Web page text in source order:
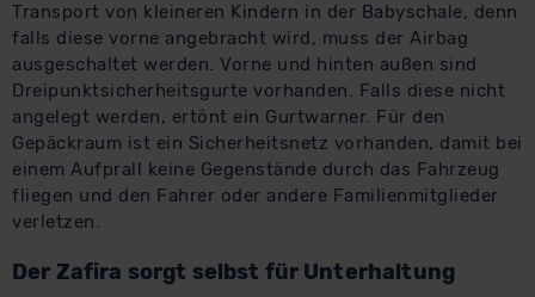
Transport von kleineren Kindern in der Babyschale, denn
falls diese vorne angebracht wird, muss der Airbag
ausgeschaltet werden. Vorne und hinten außen sind
Dreipunktsicherheitsgurte vorhanden. Falls diese nicht
angelegt werden, ertönt ein Gurtwarner. Für den
Gepäckraum ist ein Sicherheitsnetz vorhanden, damit bei
einem Aufprall keine Gegenstände durch das Fahrzeug
fliegen und den Fahrer oder andere Familienmitglieder
verletzen.
Der Zafira sorgt selbst für Unterhaltung